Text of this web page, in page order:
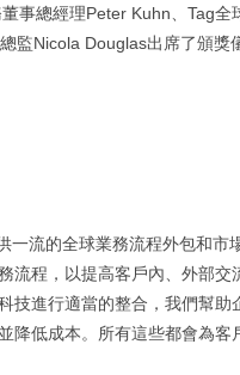
事總經理Peter Kuhn、Tag全
監Nicola Douglas出席了頒獎
一流的全球業務流程外包和市
流程，以提高客戶內、外部交
技進行適當的整合，我們幫助
降低成本。所有這些都會為客